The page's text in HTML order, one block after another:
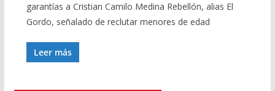
garantías a Cristian Camilo Medina Rebellón, alias El
Gordo, señalado de reclutar menores de edad
Leer más